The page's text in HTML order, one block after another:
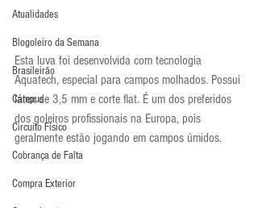
Atualidades
Blogoleiro da Semana
Brasileirão
Campus
Circuito Físico
Cobrança de Falta
Compra Exterior
Esta luva foi desenvolvida com tecnologia
Aquatech, especial para campos molhados. Possui
látex de 3,5 mm e corte flat. É um dos preferidos
dos goleiros profissionais na Europa, pois
geralmente estão jogando em campos úmidos.